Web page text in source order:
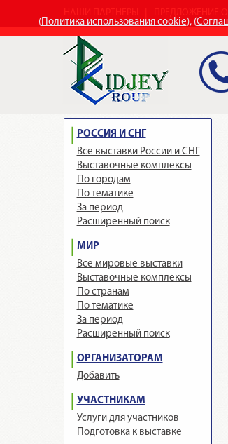
(Политика использования cookie), (
ПРЕДЛОЖЕНИЕ
РОССИЯ И СНГ
Все выставки России и СНГ
Выставочные комплексы
По городам
По тематике
За период
Расширенный поиск
МИР
Все мировые выставки
Выставочные комплексы
По странам
По тематике
За период
Расширенный поиск
ОРГАНИЗАТОРАМ
Добавить
УЧАСТНИКАМ
Услуги для участников
Подготовка к выставке